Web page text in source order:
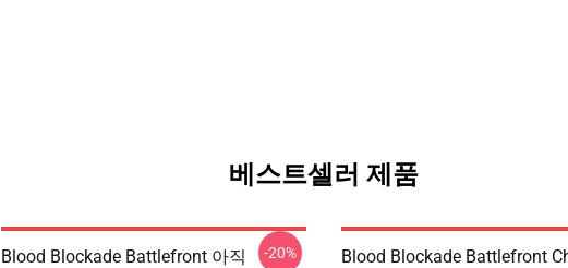
베스트셀러 제품
Blood Blockade Battlefront 아직
-20%
Blood Blockade Battlefront